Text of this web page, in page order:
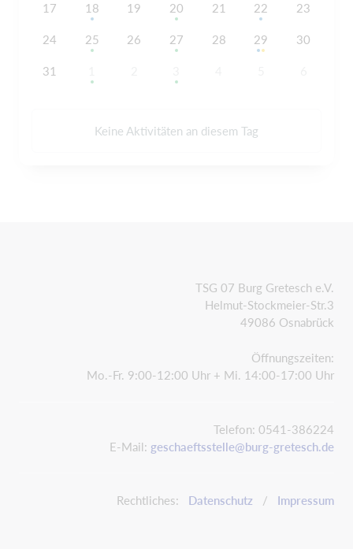
17 18 19 20 21 22 23
24 25 26 27 28 29 30
31
Keine Aktivitäten an diesem Tag
TSG 07 Burg Gretesch e.V.
Helmut-Stockmeier-Str.3
49086 Osnabrück
Öffnungszeiten:
Mo.-Fr. 9:00-12:00 Uhr + Mi. 14:00-17:00 Uhr
Telefon: 0541-386224
E-Mail: geschaeftsstelle@burg-gretesch.de
Rechtliches: Datenschutz / Impressum